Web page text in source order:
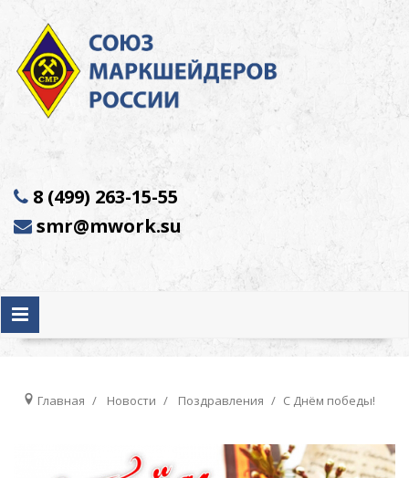
8 (499) 263-15-55
smr@mwork.su
Главная Новости Поздравления С Днём победы!